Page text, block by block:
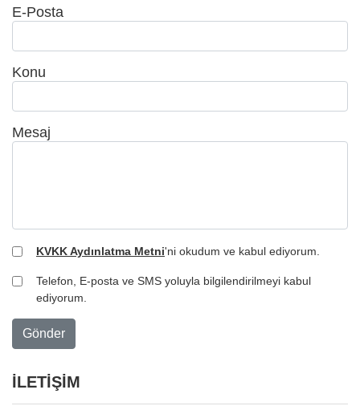
E-Posta
Konu
Mesaj
KVKK Aydınlatma Metni'ni okudum ve kabul ediyorum.
Telefon, E-posta ve SMS yoluyla bilgilendirilmeyi kabul
ediyorum.
Gönder
İLETİŞİM